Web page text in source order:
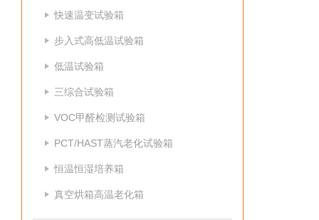
快速温变试验箱
步入式高低温试验箱
低温试验箱
三综合试验箱
VOC甲醛检测试验箱
PCT/HAST蒸汽老化试验箱
恒温恒湿培养箱
真空烘箱高温老化箱